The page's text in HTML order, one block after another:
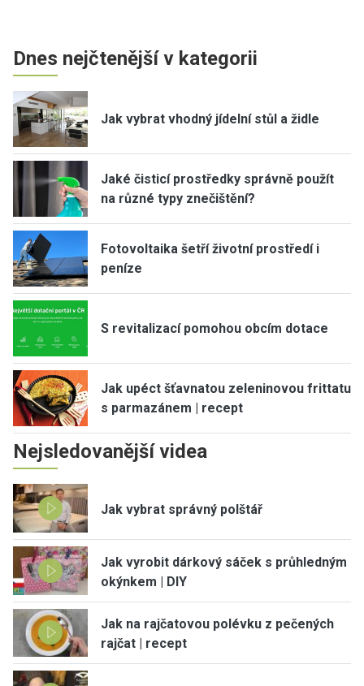
Dnes nejčtenější v kategorii
Jak vybrat vhodný jídelní stůl a židle
Jaké čisticí prostředky správně použít
na různé typy znečištění?
Fotovoltaika šetří životní prostředí i
peníze
S revitalizací pomohou obcím dotace
Jak upéct šťavnatou zeleninovou frittatu
s parmazánem | recept
Nejsledovanější videa
Jak vybrat správný polštář
Jak vyrobit dárkový sáček s průhledným
okýnkem | DIY
Jak na rajčatovou polévku z pečených
rajčat | recept